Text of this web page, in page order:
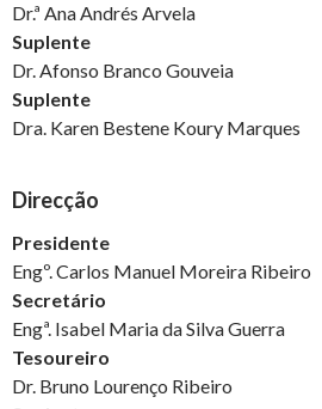
Dr.ª Ana Andrés Arvela
Suplente
Dr. Afonso Branco Gouveia
Suplente
Dra. Karen Bestene Koury Marques
Direcção
Presidente
Engº. Carlos Manuel Moreira Ribeiro
Secretário
Engª. Isabel Maria da Silva Guerra
Tesoureiro
Dr. Bruno Lourenço Ribeiro